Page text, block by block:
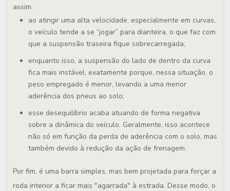
assim:
ao atingir uma alta velocidade, especialmente em curvas,
o veículo tende a se “jogar” para dianteira, o que faz com
que a suspensão traseira fique sobrecarregada;
enquanto isso, a suspensão do lado de dentro da curva
fica mais instável, exatamente porque, nessa situação, o
peso empregado é menor, levando a uma menor
aderência dos pneus ao solo;
esse desequilíbrio acaba atuando de forma negativa
sobre a dinâmica do veículo. Geralmente, isso acontece
não só em função da perda de aderência com o solo, mas
também devido à redução da ação de frenagem.
Por fim, é uma barra simples, mas bem projetada para forçar a
roda interior a ficar mais "agarrada" à estrada. Desse modo, o